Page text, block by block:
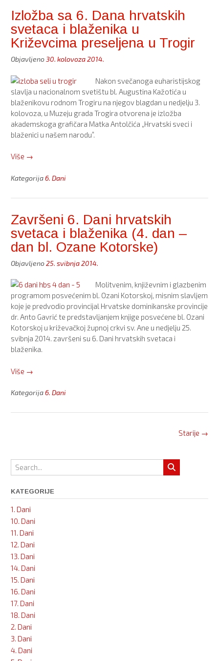
izložba
„Hrvatski
sveci
i
blaženici
našem
narodu””
Izložba sa 6. Dana hrvatskih
svetaca i blaženika u
Križevcima preseljena u Trogir
Objavljeno 30. kolovoza 2014.
Nakon svečanoga euharistijskog
slavlja u nacionalnom svetištu bl. Augustina Kažotića u
blaženikovu rodnom Trogiru na njegov blagdan u nedjelju 3.
kolovoza, u Muzeju grada Trogira otvorena je izložba
akademskoga grafičara Matka Antolčića „Hrvatski sveci i
blaženici u našem narodu”.
Više “Izložba
6.
hrvatskih
blaženika
Križevcima
preseljena
Trogir”
→
Kategorija6. Dani
Završeni 6. Dani hrvatskih
svetaca i blaženika (4. dan –
dan bl. Ozane Kotorske)
Objavljeno25. svibnja 2014.
Molitvenim, književnim i glazbenim
programom posvećenim bl. Ozani Kotorskoj, misnim slavljem
koje je predvodio provincijal Hrvatske dominikanske provincije
dr. Anto Gavrić te predstavljanjem knjige posvećene bl. Ozani
Kotorskoj u križevačkoj župnoj crkvi sv. Ane u nedjelju 25.
svibnja 2014. završeni su 6. Dani hrvatskih svetaca i
blaženika.
Više “Završeni
Dani
svetaca
–
dan
bl.
Ozane
Kotorske)”
→
Kategorija6. Dani
Starije →
KATEGORIJE
1. Dani
10. Dani
11. Dani
12. Dani
13. Dani
14. Dani
15. Dani
16. Dani
17. Dani
18. Dani
2. Dani
3. Dani
4. Dani